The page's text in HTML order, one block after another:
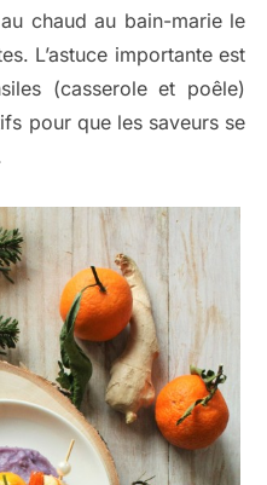
chaud au bain-marie le
L’astuce importante est
(casserole et poêle)
pour que les saveurs se